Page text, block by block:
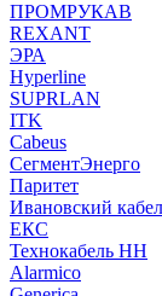
ПРОМРУКАВ
REXANT
ЭРА
Hyperline
SUPRLAN
ITK
Cabeus
СегментЭнерго
Паритет
Ивановский
ЕКС
Технокабель НН
Alarmico